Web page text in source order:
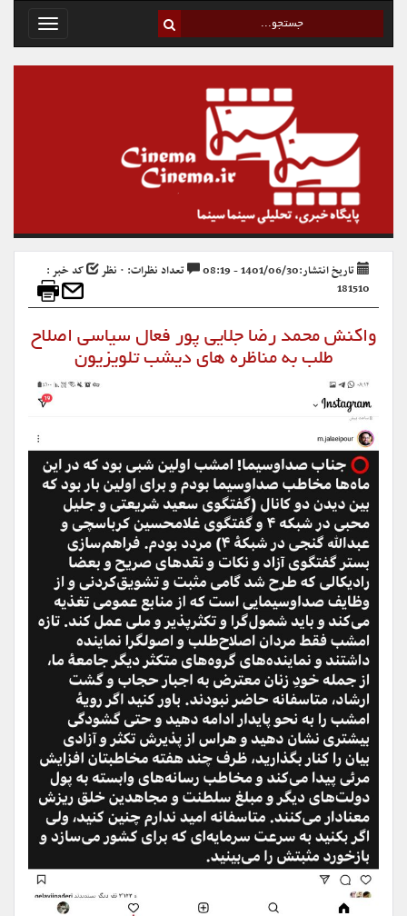
Toggle
تاریخ انتشار:1401/06/30 - 08:19 تعداد نظرات: ۰ نظر
کد خبر :
181510
واکنش محمد رضا جلایی پور فعال سیاسی اصلاح
طلب به مناظره های دیشب تلویزیون